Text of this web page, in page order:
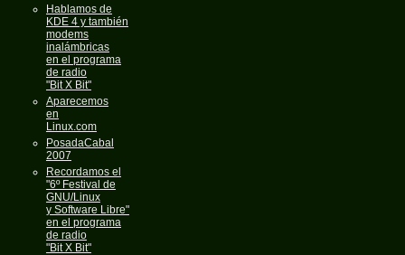
Hablamos de
KDE 4 y también
modems
inalámbricas
en el programa
de radio
"Bit X Bit"
Aparecemos
en
Linux.com
PosadaCabal
2007
Recordamos el
"6º Festival de
GNU/Linux
y Software Libre"
en el programa
de radio
"Bit X Bit"